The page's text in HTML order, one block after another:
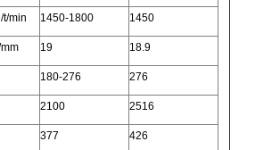
t/min 1450-1800 1450
19 18.9
180-276 276
2100 2516
377 426